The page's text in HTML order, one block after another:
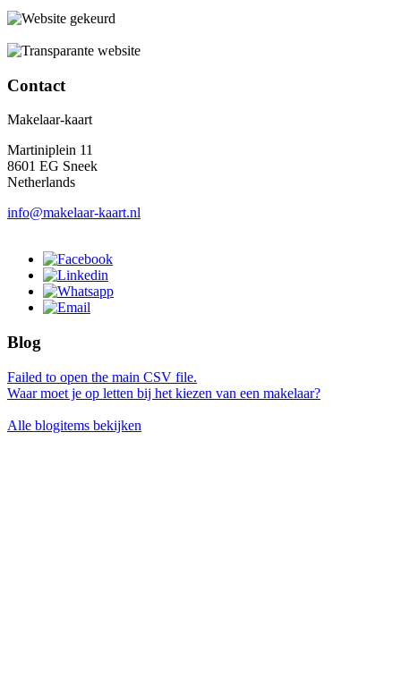
Contact
Makelaar-kaart
Martiniplein 11
8601 EG Sneek
Netherlands
info@makelaar-kaart.nl
Blog
Failed to open the main CSV file.
Waar moet je op letten bij het kiezen van een makelaar?
Alle blogitems bekijken